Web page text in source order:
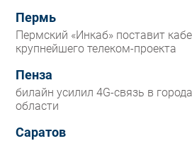
Пермь
Пермский «Инкаб» поставит
крупнейшего телеком-проекта
Пенза
билайн усилил 4G-связь в
области
Саратов